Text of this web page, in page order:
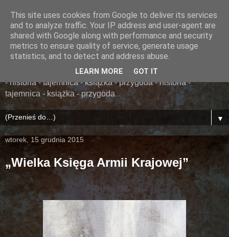
......... ZAPOMNIANA
BIBLIOTEKA ........
książka - przygoda - historia - tajemnica - książka - przygoda
- historia - tajemnica - książka - przygoda - historia -
tajemnica - książka - przygoda
▼
wtorek, 15 grudnia 2015
„Wielka Księga Armii Krajowej”
This site uses cookies from Google to deliver its services
and to analyze traffic. Your IP address and user-agent are
shared with Google along with performance and security
metrics to ensure quality of service, generate usage
statistics, and to detect and address abuse.
LEARN MORE GOT IT